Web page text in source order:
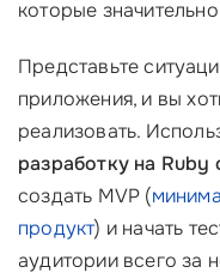
которые
Представьте
приложения, и вы
реализовать.
разработку на Ruby
создать MVP (
продукт) и начать
аудитории всего за